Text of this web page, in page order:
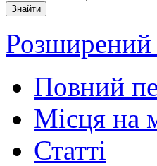
Повний
Місця на
Статті